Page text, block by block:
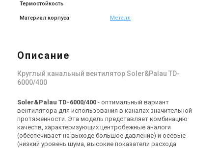
Цена
Купить Купить
Под заказ
Термостойкость
Материал корпуса Металл
Описание
Круглый канальный вентилятор Soler&Palau TD-
6000/400
Soler&Palau TD-6000/400 - оптимальный вариант
вентилятора для использования в каналах значительной
протяженности. Эта модель представляет комбинацию
качеств, характеризующих центробежные аналоги
(обеспечивает на выходе большое давление) и осевые
(низкий уровень шума, высокие показатели расхода